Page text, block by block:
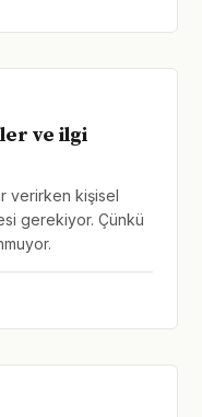
ve ilgi
verirken kişisel
gerekiyor. Çünkü